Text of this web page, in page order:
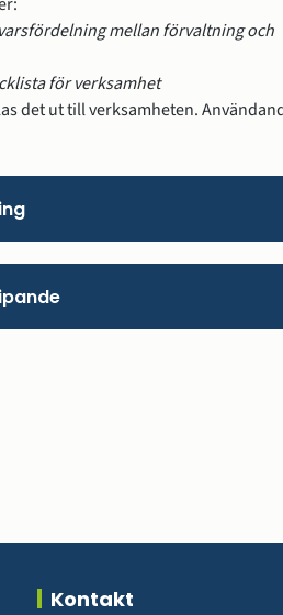
mellan förvaltning och
för verksamhet
det ut till verksamheten.
Kontakt